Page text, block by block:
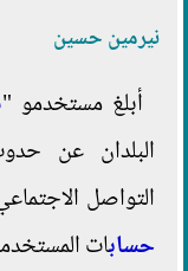
نيرمين حسين
أبلغ مستخدمو "
البلدان عن
التواصل
حسابات